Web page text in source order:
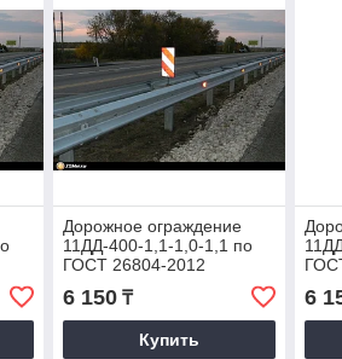
Дорожное ограждение
11ДД-400-1,1-1,0-1,1 по
ГОСТ 26804-2012
6 150₸
Купить
6